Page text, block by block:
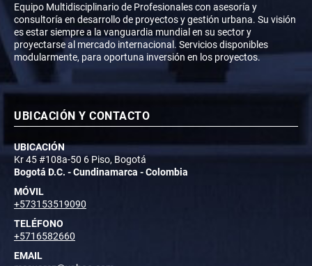
Equipo Multidisciplinario de Profesionales con asesoría y
consultoría en desarrollo de proyectos y gestión urbana. Su visión
es estar siempre a la vanguardia mundial en su sector y
proyectarse al mercado internacional. Servicios disponibles
modularmente, para oportuna inversión en los proyectos.
UBICACIÓN Y CONTACTO
UBICACIÓN
Kr 45 #108a-50 6 Piso, Bogotá
Bogotá D.C. - Cundinamarca - Colombia
MÓVIL
+573153519090
TELÉFONO
+5716582660
EMAIL